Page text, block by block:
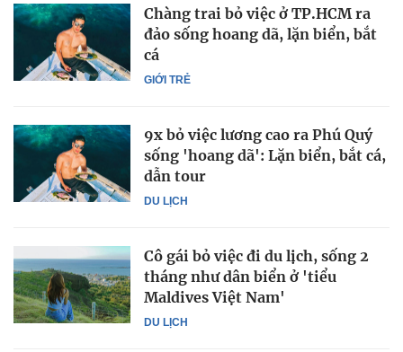
GIỚI TRẺ
Chàng trai bỏ việc ở TP.HCM ra
đảo sống hoang dã, lặn biển, bắt
cá
DU LỊCH
9x bỏ việc lương cao ra Phú Quý
sống 'hoang dã': Lặn biển, bắt cá,
dẫn tour
DU LỊCH
Cô gái bỏ việc đi du lịch, sống 2
tháng như dân biển ở 'tiểu
Maldives Việt Nam'